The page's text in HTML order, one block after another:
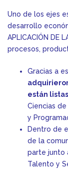
Uno de los ejes
desarrollo
APLICACIÓN DE
procesos,
Gracias a
están
Ciencias
y
Dentro de
de la
parte junto
Talento y